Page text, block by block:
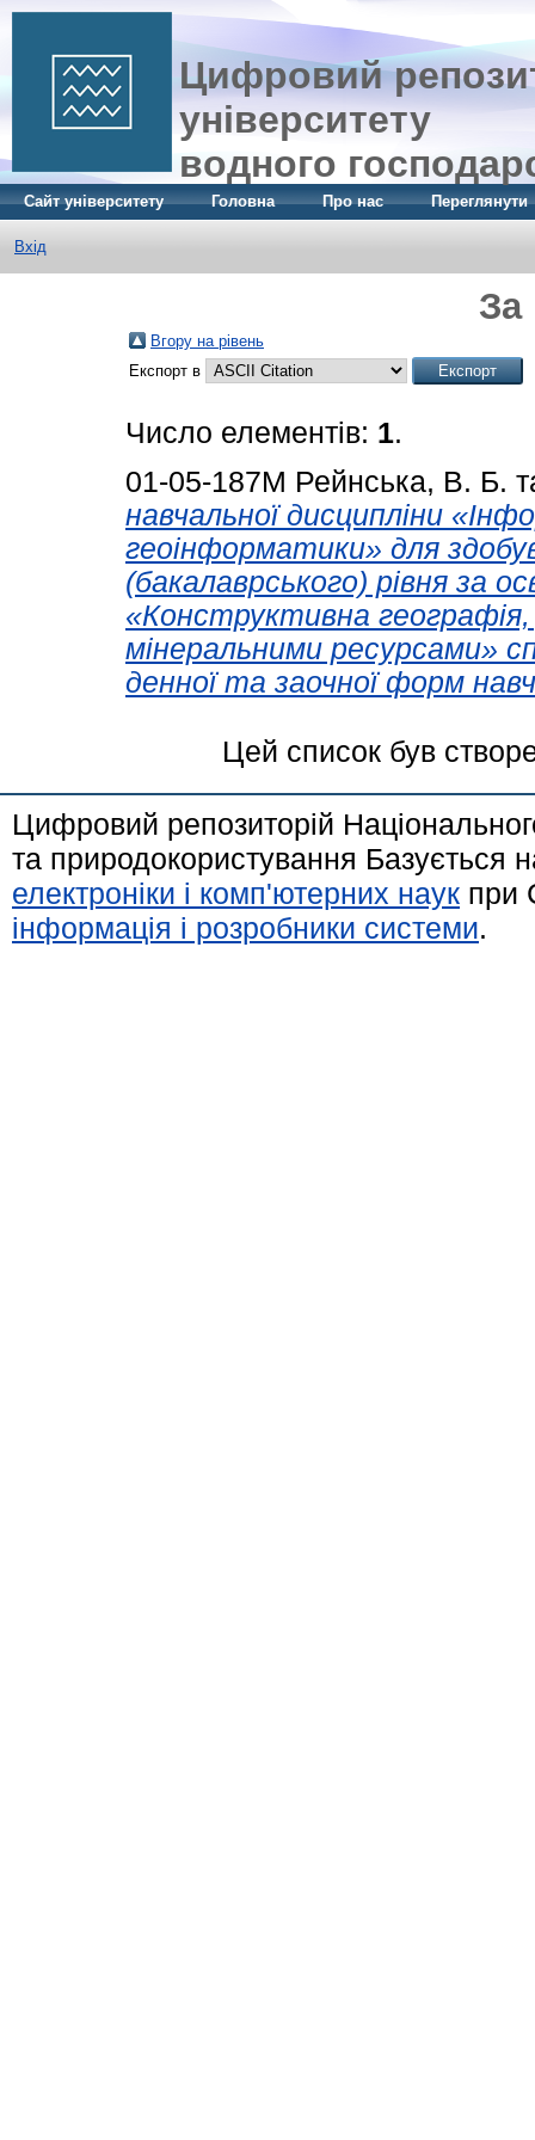
Цифровий
університету
водного
Сайт університету Головна Про нас Переглянути
Вхід
Вгору на рівень
Експорт в
Число елементів: 1.
01-05-187М Рейнська, В. Б.
навчальної дисципліни
геоінформатики» для
(бакалаврського) рівня за
«Конструктивна
мінеральними ресурсами»
денної та заочної форм
Цей список був
Цифровий репозиторій
та природокористування Базується
електроніки і комп'ютерних наук при
інформація і розробники системи.